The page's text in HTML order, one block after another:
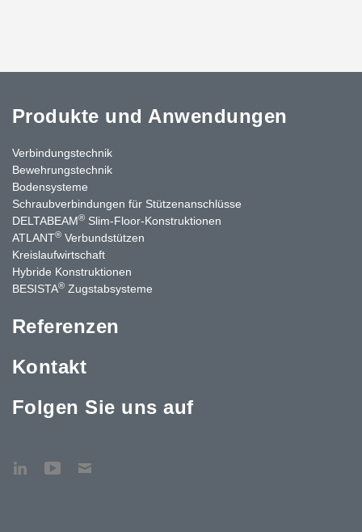
Produkte und Anwendungen
Verbindungstechnik
Bewehrungstechnik
Bodensysteme
Schraubverbindungen für Stützen­anschlüsse
DELTABEAM® Slim-Floor-Konstruktionen
ATLANT® Verbundstützen
Kreislaufwirtschaft
Hybride Konstruktionen
BESISTA® Zugstabsysteme
Referenzen
Kontakt
Folgen Sie uns auf